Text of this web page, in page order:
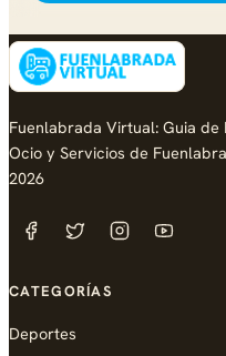
Fuenlabrada Virtual: Guia de
Ocio y Servicios de
2026
CATEGORÍAS
Deportes